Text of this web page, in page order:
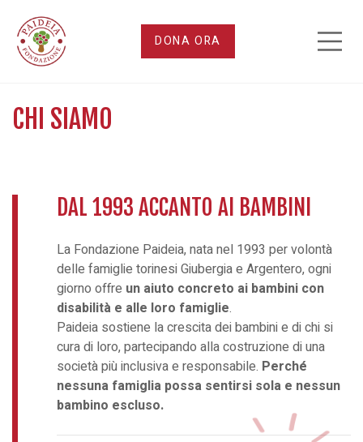
DONA ORA
Chi
siamo
CHI SIAMO
DAL 1993 ACCANTO AI BAMBINI
La Fondazione Paideia, nata nel 1993 per volontà
delle famiglie torinesi Giubergia e Argentero, ogni
giorno offre un aiuto concreto ai bambini con
disabilità e alle loro famiglie.
Paideia sostiene la crescita dei bambini e di chi si
cura di loro, partecipando alla costruzione di una
società più inclusiva e responsabile. Perché
nessuna famiglia possa sentirsi sola e nessun
bambino escluso.